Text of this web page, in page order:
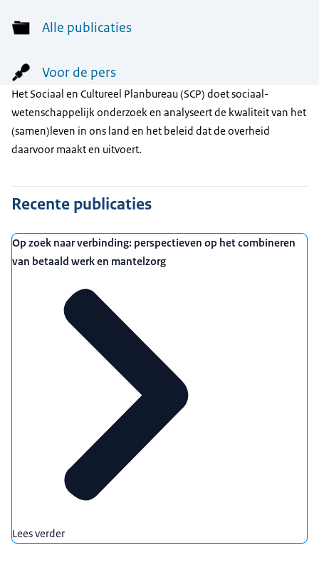
Alle publicaties
Voor de pers
Het Sociaal en Cultureel Planbureau (SCP) doet sociaal-
wetenschappelijk onderzoek en analyseert de kwaliteit van het
(samen)leven in ons land en het beleid dat de overheid
daarvoor maakt en uitvoert.
Recente publicaties
Op zoek naar verbinding: perspectieven op het combineren
van betaald werk en mantelzorg
Lees verder